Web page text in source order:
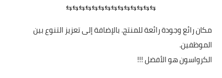
⇆⇆⇆⇆⇆⇆⇆⇆⇆⇆⇆⇆⇆⇆
مكان رائع وجودة رائعة للمنتج. بالإضافة إلى تعزيز التنوع بين
الموظفين.
الكرواسون هو الأفضل !!!